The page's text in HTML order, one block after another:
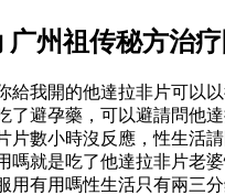
广州祖传秘方治
給我開的他達拉非片可以
了避孕藥，可以避請問他
片數小時沒反應，性生活
嗎就是吃了他達拉非片老
用有用嗎性生活只有兩三